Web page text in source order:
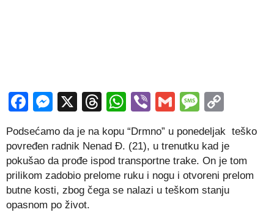
Facebook
Messenger
X Threads
WhatsApp
ViberGmail
Link
Podsećamo da je na kopu “Drmno” u ponedeljak teško
povređen radnik Nenad Đ. (21), u trenutku kad je
pokušao da prođe ispod transportne trake. On je tom
prilikom zadobio prelome ruku i nogu i otvoreni prelom
butne kosti, zbog čega se nalazi u teškom stanju
opasnom po život.